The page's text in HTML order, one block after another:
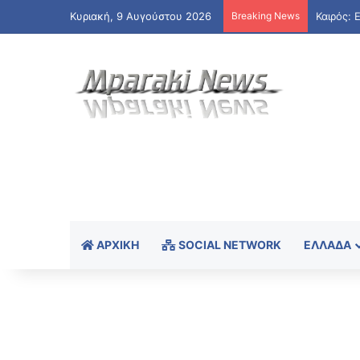
Κυριακή, 9 Αυγούστου 2026 Breaking News
ΑΡΧΙΚΉ SOCIAL NETWORK ΕΛΛΆΔΑ